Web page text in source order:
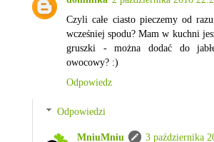
Czyli całe ciasto pieczemy od
wcześniej spodu? Mam w kuchni
gruszki - można dodać do
owocowy? :)
Odpowiedz
Odpowiedzi
MniuMniu
3 października